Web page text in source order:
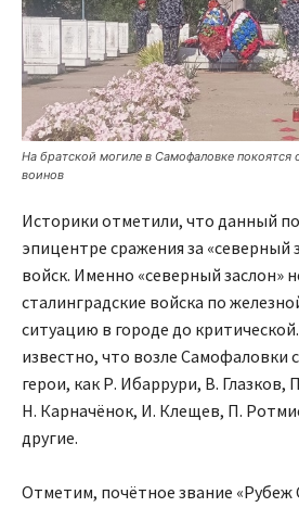
На братской могиле в Самофаловке покоятся
воинов
Историки отметили, что данный
эпицентре сражения за «северный
войск. Именно «северный заслон»
сталинградские войска по
ситуацию в городе до
известно, что возле Самофаловки
герои, как Р. Ибаррури, В. Глазков,
Н. Карначёнок, И. Клещев, П.
другие.
Отметим, почётное звание «Рубеж